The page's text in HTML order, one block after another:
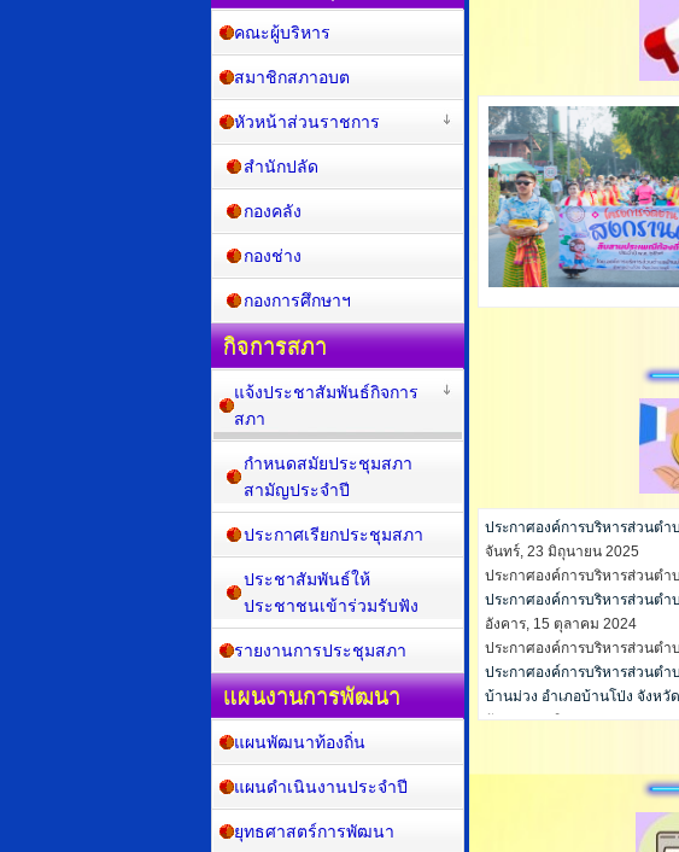
ประกาศองค์การบริหารส่วนตำ
จันทร์, 23 มิถุนายน 2025
ประกาศองค์การบริหารส่วนตำ
ประกาศองค์การบริหารส่วนต
อังคาร, 15 ตุลาคม 2024
ประกาศองค์การบริหารส่วนตำ
ประกาศองค์การบริหารส่วนต
บ้านม่วง อำเภอบ้านโป่ง จังหวั
อังคาร, 13 สิงหาคม 2024
พฤหัสบดี, 01 สิงหาคม 2024
ประกาศองค์การบริหารส่วนตำ
ประกาศองค์การบริหารส่วนต
คณะผู้บริหาร
สมาชิกสภาอบต
หัวหน้าส่วนราชการ
สำนักปลัด
กองคลัง
กองช่าง
กองการศึกษาฯ
กิจการสภา
แจ้งประชาสัมพันธ์กิจการ
สภา
กำหนดสมัยประชุมสภา
สามัญประจำปี
ประกาศเรียกประชุมสภา
ประชาสัมพันธ์ให้
ประชาชนเข้าร่วมรับฟัง
รายงานการประชุมสภา
แผนงานการพัฒนา
แผนพัฒนาท้องถิ่น
แผนดำเนินงานประจำปี
ยุทธศาสตร์การพัฒนา